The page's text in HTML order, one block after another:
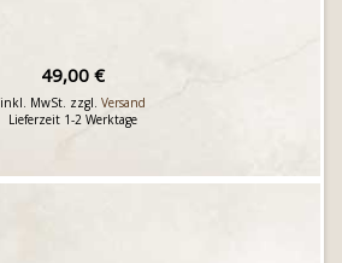
49,00 €
inkl. MwSt. zzgl. Versand
Lieferzeit 1-2 Werktage